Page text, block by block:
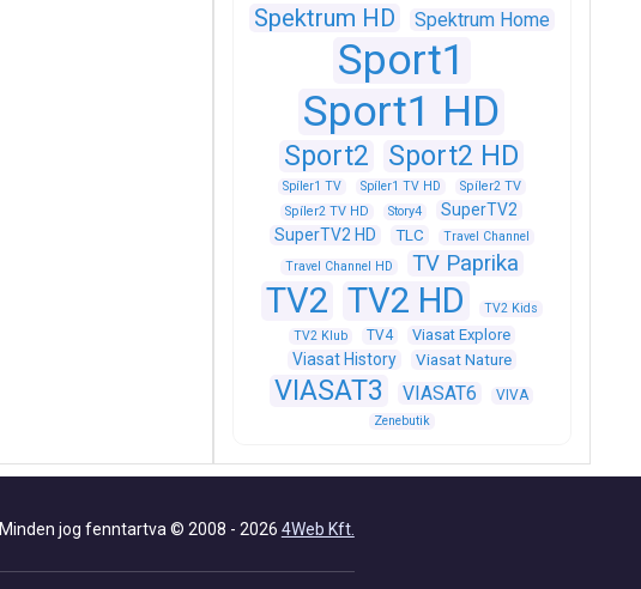
Spektrum HD
Spektrum Home
Sport1
Sport1 HD
Sport2 Sport2 HD
Spíler1 TV Spíler1 TV HD
Spíler2 TV
Spíler2 TV HD
Story4
SuperTV2
SuperTV2 HD
TLC
Travel Channel
Travel Channel HD
TV Paprika
TV2 TV2 HD
TV2 Kids
TV2 Klub
TV4 Viasat Explore
Viasat History Viasat Nature
VIASAT3 VIASAT6 VIVA
Zenebutik
Minden jog fenntartva © 2008 - 2026 4Web Kft.